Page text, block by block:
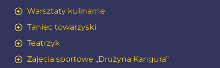
Warsztaty kulinarne
Taniec towarzyski
Teatrzyk
Zajęcia sportowe ,,Drużyna Kangura"